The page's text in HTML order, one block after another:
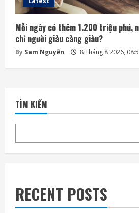
Mỗi ngày có thêm 1.200 triệu phú,
chỉ người giàu càng giàu?
By Sam Nguyễn 8 Tháng 8 2026,
TÌM KIẾM
RECENT POSTS